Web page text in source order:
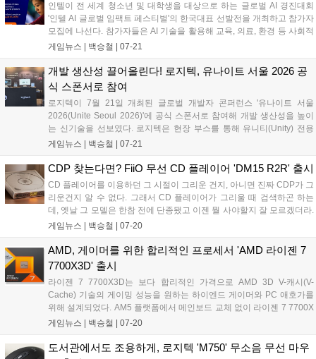
인텔이 전 세계 청소년 및 대학생을 대상으로 하는 글로벌 AI 경진대회
'인텔 AI 글로벌 임팩트 페스티벌'의 한국대표 선발전을 개최하고 참가자
모집에 나선다. 참가자들은 AI 기술을 활용해 교육, 의료, 환경 등 사회적
문제를 해결하는 아이디어를 겨루게 되며, 오는 8월 25일까지 접수가 진
과 해외 캠퍼스 방문 등을 지원한다....
게임뉴스 | 백승철 07-21
개발 생산성 끌어올린다! 로지텍, 유나이트 서울 2026 공
식 스폰서로 참여
로지텍이 7월 21일 개최된 글로벌 개발자 콘퍼런스 '유나이트 서울
2026(Unite Seoul 2026)'에 공식 스폰서로 참여해 개발 생산성을 높이
는 신기술을 선보였다. 로지텍은 현장 부스를 통해 유니티(Unity) 전용
'액션링(Actions Ring)' 소프트웨어 및 Windows 11 햅틱 피드백을 지원
게임 개발 환경의 워크플로우를 단순화하고 작업 효율을 제고하기 위한
일환으로 추진됐다....
게임뉴스 | 백승철 07-21
CDP 찾는다면? FiiO 무선 CD 플레이어 'DM15 R2R' 출시
CD 플레이어를 이용하던 그 시절이 그리운 건지, 아니면 진짜 CDP가 그
리운건지 알 수 없다. 그래서 CD 플레이어가 그리울 때 검색하곤 하는
데, 옛날 그 모델은 한참 전에 단종됐고 이젠 뭘 사야할지 잘 모르겠더라.
가격은 조금 비싼 편인데 확실한 제품, 특히 CD 플레이어의 감성도 좋지
용 CD 플레이어 'DM15 R2R'도 괜찮아 보인다....
게임뉴스 | 백승철 07-20
AMD, 게이머를 위한 합리적인 프로세서 'AMD 라이젠 7
7700X3D' 출시
라이젠 7 7700X3D는 보다 합리적인 가격으로 AMD 3D V-캐시(V-
Cache) 기술의 게이밍 성능을 원하는 하이엔드 게이머와 PC 애호가를
위해 설계되었다. AM5 플랫폼에서 메인보드 교체 없이 라이젠 7 7700X
대비 향상된 게이밍 성능을 제공한다. Zen4 공정 기술이 적용된 라이젠
TDP 120W, 총 캐시 104MB 등이다. 지원 칩셋의 메인보드는 A620,
게임뉴스 | 백승철 07-20
도서관에서도 조용하게, 로지텍 'M750' 무소음 무선 마우